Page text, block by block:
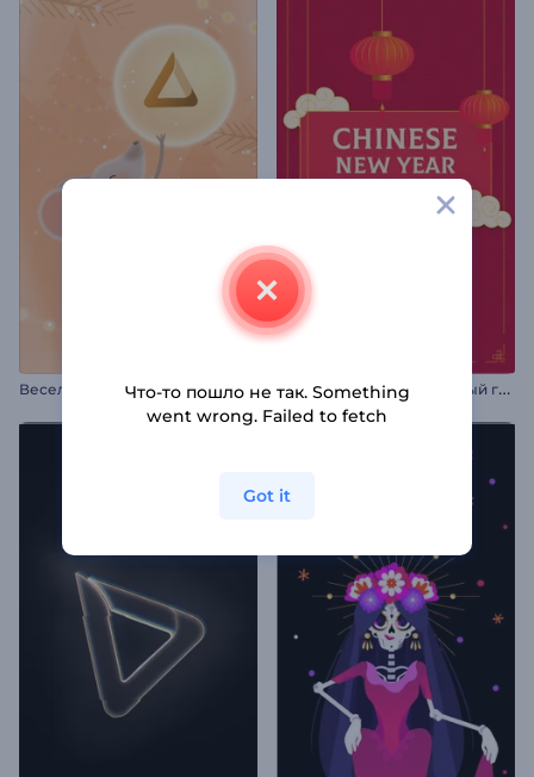
В
еселые рождественские мышки. Вступление П
ромо на китайский Новый год
Что-то пошло не так. Something
went wrong. Failed to fetch
Got it